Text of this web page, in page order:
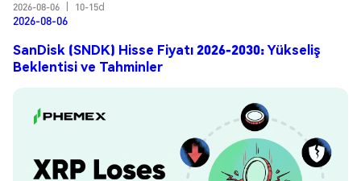
2026-08-06
10-15d
2026-08-06
SanDisk (SNDK) Hisse Fiyatı 2026-2030: Yükseliş
Beklentisi ve Tahminler